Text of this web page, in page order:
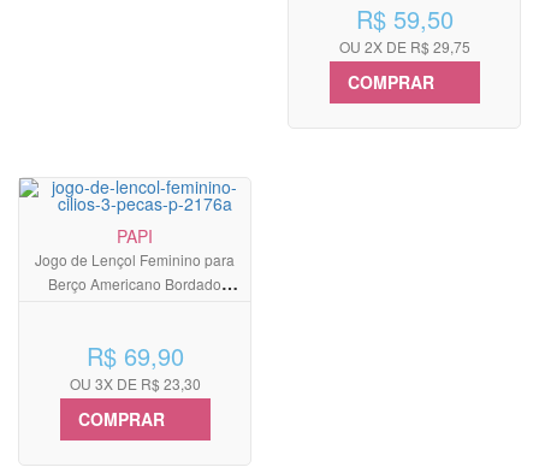
R$ 59,50
OU 2X DE R$ 29,75
COMPRAR
PAPI
Jogo de Lençol Feminino para
Berço Americano Bordado
R$ 69,90
OU 3X DE R$ 23,30
COMPRAR